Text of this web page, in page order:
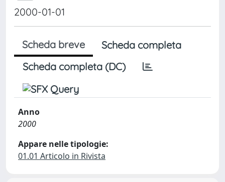
2000-01-01
Scheda breve
Scheda completa
Scheda completa (DC)
Anno
2000
Appare nelle tipologie:
01.01 Articolo in Rivista